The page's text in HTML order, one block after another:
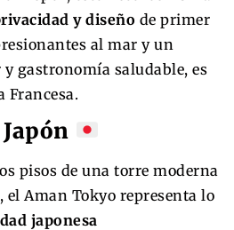
y diseño de primer
al mar y un
gastronomía saludable, es
Francesa.
pisos de una torre moderna
el Aman Tokyo representa lo
japonesa